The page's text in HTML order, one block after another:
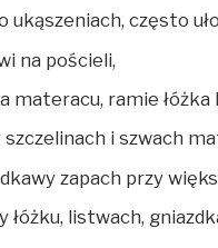
ukąszeniach, często
na pościeli,
materacu, ramie łóżka
i szwach
zapach przy
łóżku, listwach,